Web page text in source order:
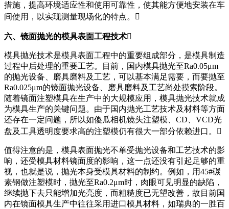
措施，提高环境适应性和使用可靠性，使其能方便地安装在车
间使用，以实现测量现场化的特点。
六、镜面抛光的模具表面工程技术
模具抛光技术是模具表面工程中的重要组成部分，是模具制造
过程中后处理的重要工艺。目前，国内模具抛光至Ra0.05μm
的抛光设备、磨具磨料及工艺，可以基本满足需要，而要抛至
Ra0.025μm的镜面抛光设备、磨具磨料及工艺尚处摸索阶段。
随着镜面注塑模具在生产中的大规模应用，模具抛光技术就成
为模具生产的关键问题。由于国内抛光工艺技术及材料等方面
还存在一定问题，所以如傻瓜相机镜头注塑模、CD、VCD光
盘及工具透明度要求高的注塑模仍有很大一部分依赖进口。
值得注意的是，模具表面抛光不单受抛光设备和工艺技术的影
响，还受模具材料镜面度的影响，这一点还没有引起足够的重
视，也就是说，抛光本身受模具材料的制约。例如，用45#碳
素钢做注塑模时，抛光至Ra0.2μm时，肉眼可见明显的缺陷，
继续抛下去只能增加光亮度，而粗糙度已无望改善，故目前国
内在镜面模具生产中往往采用进口模具材料，如瑞典的一胜百